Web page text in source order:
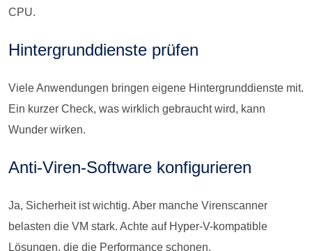
CPU.
Hintergrunddienste prüfen
Viele Anwendungen bringen eigene Hintergrunddienste mit.
Ein kurzer Check, was wirklich gebraucht wird, kann
Wunder wirken.
Anti-Viren-Software konfigurieren
Ja, Sicherheit ist wichtig. Aber manche Virenscanner
belasten die VM stark. Achte auf Hyper-V-kompatible
Lösungen, die die Performance schonen.